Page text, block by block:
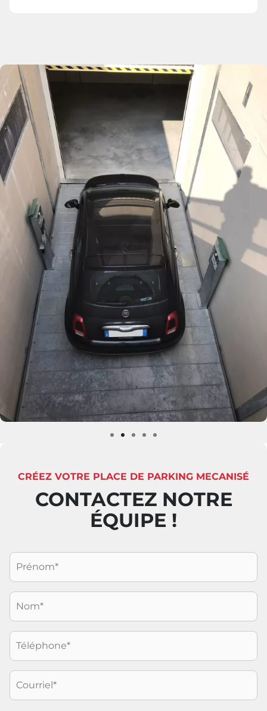
CRÉEZ VOTRE PLACE DE PARKING MECANISÉ
CONTACTEZ NOTRE
ÉQUIPE !
Nome
Cognome
Telefono
Email